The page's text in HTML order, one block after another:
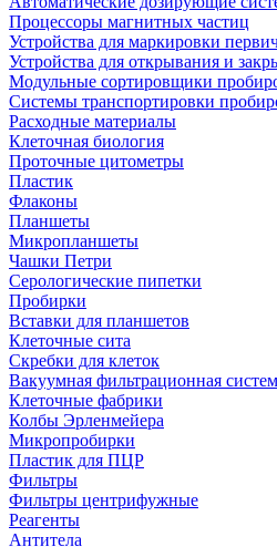
Процессоры магнитных частиц
Устройства для маркировки
Устройства для открывания и
Модульные сортировщики
Системы транспортировки
Расходные материалы
Клеточная биология
Проточные цитометры
Пластик
Флаконы
Планшеты
Микропланшеты
Чашки Петри
Серологические пипетки
Пробирки
Вставки для планшетов
Клеточные сита
Скребки для клеток
Вакуумная фильтрационная
Клеточные фабрики
Колбы Эрленмейера
Микропробирки
Пластик для ПЦР
Фильтры
Фильтры центрифужные
Реагенты
Антитела